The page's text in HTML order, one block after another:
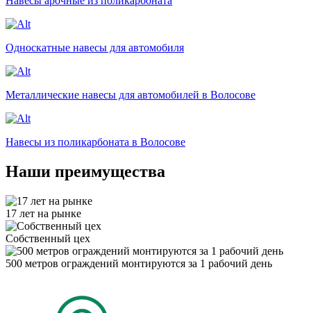
Односкатные навесы для автомобиля
Металлические навесы для автомобилей в Волосове
Навесы из поликарбоната в Волосове
Наши преимущества
17 лет на рынке
Собственный цех
500 метров ограждений монтируются за 1 рабочий день